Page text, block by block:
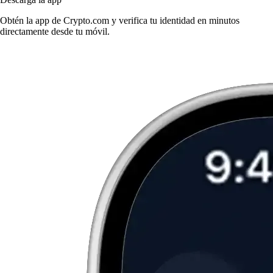
Obtén la app de Crypto.com y verifica tu identidad en minutos
directamente desde tu móvil.